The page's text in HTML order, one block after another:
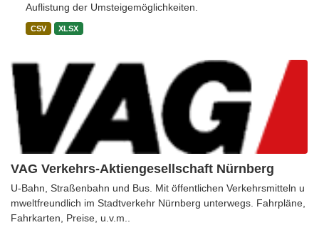
VAG Verkehrs-Aktiengesellschaft Nürnberg
U-Bahn, Straßenbahn und Bus. Mit öffentlichen Verkehrsmitteln u
mweltfreundlich im Stadtverkehr Nürnberg unterwegs. Fahrpläne,
Fahrkarten, Preise, u.v.m..
Auflistung der Umsteigemöglichkeiten.
CSV XLSX